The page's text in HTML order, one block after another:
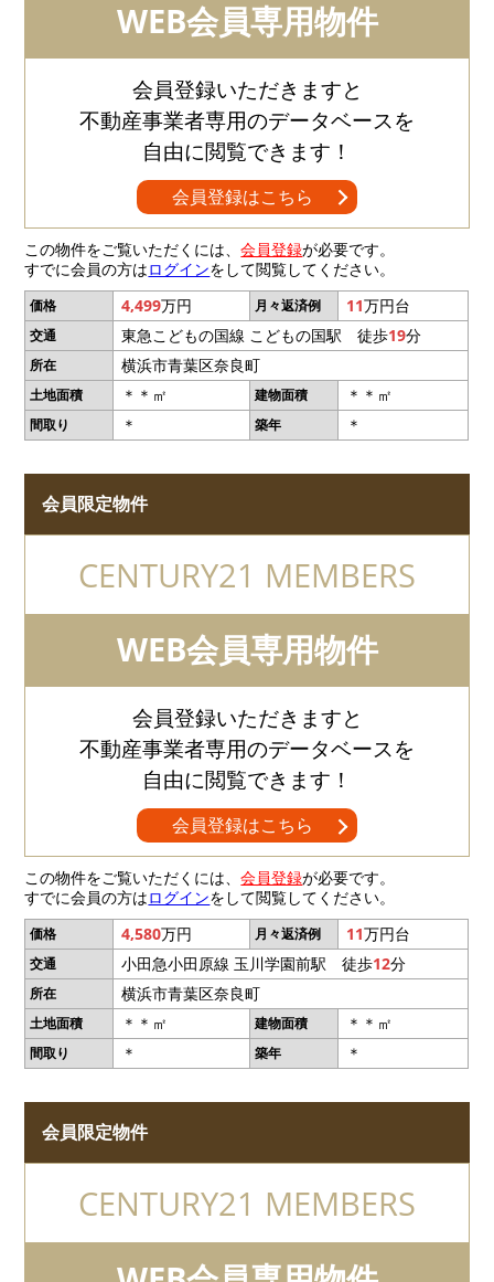
WEB会員専用物件
会員登録いただきますと
不動産事業者専用のデータベースを
自由に閲覧できます！
会員登録はこちら
この物件をご覧いただくには、会員登録が必要です。
すでに会員の方はログインをして閲覧してください。
価格 4,499万円 月々返済例 11万円台
交通 東急こどもの国線 こどもの国駅 徒歩19分
所在 横浜市青葉区奈良町
土地面積 ＊＊㎡ 建物面積 ＊＊㎡
間取り ＊ 築年 ＊
会員限定物件
CENTURY21 MEMBERS
WEB会員専用物件
会員登録いただきますと
不動産事業者専用のデータベースを
自由に閲覧できます！
会員登録はこちら
この物件をご覧いただくには、会員登録が必要です。
すでに会員の方はログインをして閲覧してください。
価格 4,580万円 月々返済例 11万円台
交通 小田急小田原線 玉川学園前駅 徒歩12分
所在 横浜市青葉区奈良町
土地面積 ＊＊㎡ 建物面積 ＊＊㎡
間取り ＊ 築年 ＊
会員限定物件
CENTURY21 MEMBERS